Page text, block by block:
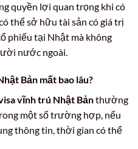
quyền lợi quan trọng khi có
thể sở hữu tài sản có giá trị
phiếu tại Nhật mà không
nước ngoài.
Bản mất bao lâu?
vĩnh trú Nhật Bảnthường
một số trường hợp, nếu
thông tin, thời gian có thể